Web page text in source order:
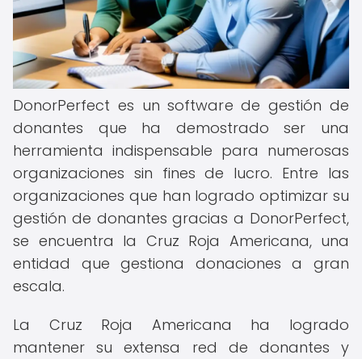
DonorPerfect es un software de gestión de
donantes que ha demostrado ser una
herramienta indispensable para numerosas
organizaciones sin fines de lucro. Entre las
organizaciones que han logrado optimizar su
gestión de donantes gracias a DonorPerfect,
se encuentra la Cruz Roja Americana, una
entidad que gestiona donaciones a gran
escala.
La Cruz Roja Americana ha logrado
mantener su extensa red de donantes y